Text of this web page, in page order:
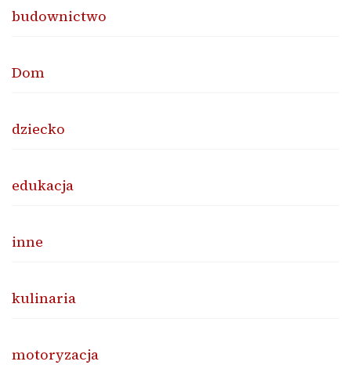
budownictwo
Dom
dziecko
edukacja
inne
kulinaria
motoryzacja